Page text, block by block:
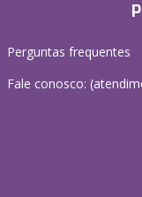
Perguntas frequentes
Fale conosco: